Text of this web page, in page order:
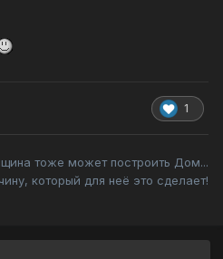
1
тоже может построить Дом...
который для неё это сделает!